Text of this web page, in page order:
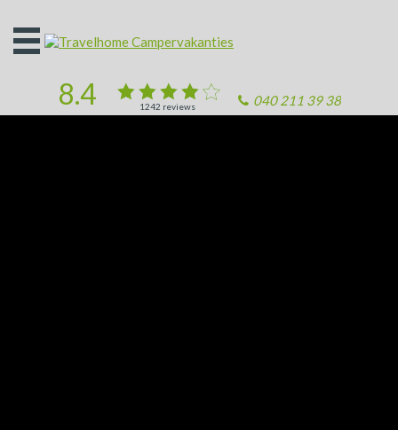
Open
het
040 211 39 38
1242 reviews
8.4